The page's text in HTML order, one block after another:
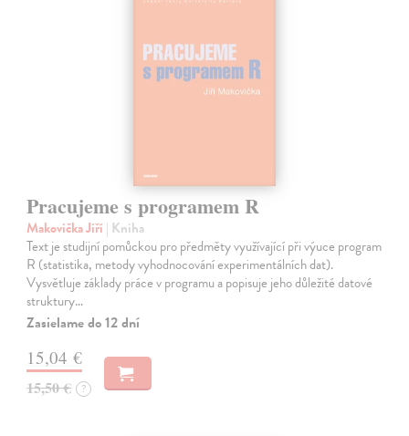
Pracujeme s programem R
Makovička Jiří | Kniha
Text je studijní pomůckou pro předměty využívající při výuce program
R (statistika, metody vyhodnocování experimentálních dat).
Vysvětluje základy práce v programu a popisuje jeho důležité datové
struktury…
Zasielame do 12 dní
15,04 €
15,50 € ?